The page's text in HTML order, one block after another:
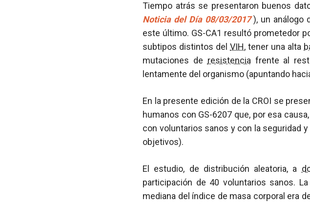
Tiempo atrás se presentaron buenos
Noticia del Día 08/03/2017 ), un análogo
este último. GS-CA1 resultó prometedor
subtipos distintos delVIH, tener una alta
mutaciones de resistencia frente al
lentamente del organismo (apuntando
En la presente edición de la CROI se
humanos con GS-6207 que, por esa
con voluntarios sanos y con la seguridad
objetivos).
El estudio, de distribución aleatoria, a
participación de 40 voluntarios sanos.
mediana del índice de masa corporal era